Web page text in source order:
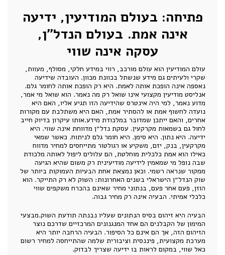
פתיחה: בעולם המודיעין, ידיעה
אינה אמת. בעולם הנדל״ן,
עסקה אינה שווי
עולם המודיעין הוא עולם מורכב, רווי במידע חלקי, מסולף, מעוות,
שקרי ולעיתים גם מידע שנשתל בכוונת מכוון. העובדה שידיעה
נאספה אינה הופכת אותה לאמת. היא רק הופכת אותה לחומר גלם.
אנליסט מודיעין מקצועי אינו שואל רק מה נאמר. הוא שואל מי אמר,
מדוע נאמר, למי היה אינטרס שהידיעה הזו תגיע אליו, האם היא
נועדה לחשוף אמת או להסתיר אמת, האם היא משתלבת עם מקורות
אחרים, והאם ייתכן שמדובר במלכודת מידע.אותו עיקרון בדיוק חייב
לחול גם בשמאות מקרקעין. עסקת נדל״ן מדווחת אינה שווי. היא
ידיעה. היא נתון. היא סימן. היא חומר גלם לניתוח. כאשר שמאי
מקרקעין, בנק, יזם, משקיע או רגולטור מתייחסים למחיר מדווח
כאילו הוא אמת כלכלית מוחלטת, הם עלולים ליפול לאותה מלכודת
שבה נופל מי שמאמין לידיעה מודיעינית רק משום שהיא הגיעה
ממקור שנראה רשמי. וכאן נמצאת אחת הבעיות העמוקות ביותר של
שוק הנדל״ן הישראלי בשנים האחרונות: השוק לא רק התייקר. הוא
הוזן, פעם אחר פעם, בנתוני מחיר שאינם בהכרח משקפים שווי
כלכלי אמיתי. הבעיה אינה רק מחיר גבוה.
הבעיה היא זיהום בסיס הנתונים שעליו נבנתה תודעת השוק.מבצעי
המימון של הקבלנים הם אחד המנגנונים המרכזיים שדרכם נוצר
הזיהום הזה, אך הם אינם כל הסיפור. הבעיה הרחבה יותר היא
מערכת מקצועית, פיננסית וציבורית שלמה שהתייחסה למחיר רשום
כאל שווי, במקום לראות בו ידיעה שצריך לבדוק.